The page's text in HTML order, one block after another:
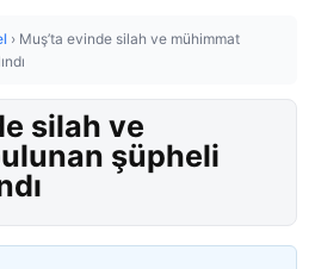
› Muş’ta evinde silah ve mühimmat
silah ve
şüpheli